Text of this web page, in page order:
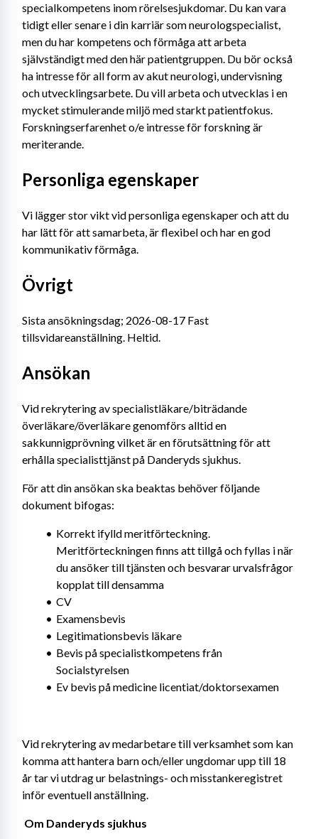
specialkompetens inom rörelsesjukdomar. Du kan vara
tidigt eller senare i din karriär som neurologspecialist,
men du har kompetens och förmåga att arbeta
självständigt med den här patientgruppen. Du bör också
ha intresse för all form av akut neurologi, undervisning
och utvecklingsarbete. Du vill arbeta och utvecklas i en
mycket stimulerande miljö med starkt patientfokus.
Forskningserfarenhet o/e intresse för forskning är
meriterande.
Personliga egenskaper
Vi lägger stor vikt vid personliga egenskaper och att du
har lätt för att samarbeta, är flexibel och har en god
kommunikativ förmåga.
Övrigt
Sista ansökningsdag; 2026-08-17 Fast
tillsvidareanställning. Heltid.
Ansökan
Vid rekrytering av specialistläkare/biträdande
överläkare/överläkare genomförs alltid en
sakkunnigprövning vilket är en förutsättning för att
erhålla specialisttjänst på Danderyds sjukhus.
För att din ansökan ska beaktas behöver följande
dokument bifogas:
Korrekt ifylld meritförteckning.
Meritförteckningen finns att tillgå och fyllas i när
du ansöker till tjänsten och besvarar urvalsfrågor
kopplat till densamma
CV
Examensbevis
Legitimationsbevis läkare
Bevis på specialistkompetens från
Socialstyrelsen
Ev bevis på medicine licentiat/doktorsexamen
Vid rekrytering av medarbetare till verksamhet som kan
komma att hantera barn och/eller ungdomar upp till 18
år tar vi utdrag ur belastnings- och misstankeregistret
inför eventuell anställning.
Om Danderyds sjukhus